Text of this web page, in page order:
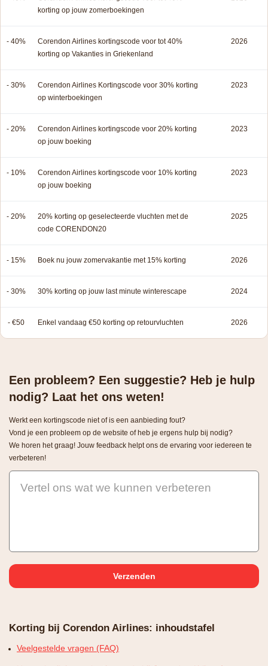
korting op jouw zomerboekingen
- 40%
Corendon Airlines kortingscode voor tot 40%
korting op Vakanties in Griekenland
2026
- 30%
Corendon Airlines Kortingscode voor 30% korting
op winterboekingen
2023
- 20%
Corendon Airlines kortingscode voor 20% korting
op jouw boeking
2023
- 10%
Corendon Airlines kortingscode voor 10% korting
op jouw boeking
2023
- 20%
20% korting op geselecteerde vluchten met de
code CORENDON20
2025
- 15% Boek nu jouw zomervakantie met 15% korting 2026
- 30% 30% korting op jouw last minute winterescape 2024
- €50 Enkel vandaag €50 korting op retourvluchten 2026
Een probleem? Een suggestie? Heb je hulp
nodig? Laat het ons weten!
Werkt een kortingscode niet of is een aanbieding fout?
Vond je een probleem op de website of heb je ergens hulp bij nodig?
We horen het graag! Jouw feedback helpt ons de ervaring voor iedereen te
verbeteren!
Vertel ons wat we kunnen verbeteren
Korting bij Corendon Airlines: inhoudstafel
Veelgestelde vragen (FAQ)